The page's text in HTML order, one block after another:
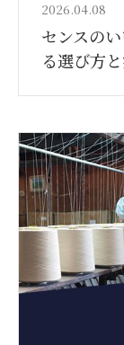
2026.04.08
センスの
る選び方